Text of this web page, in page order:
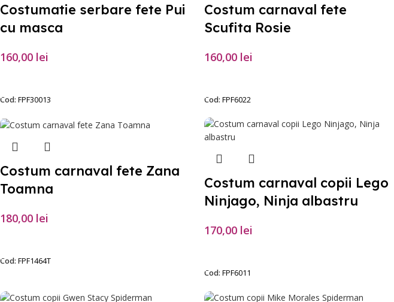
Costumatie serbare fete Pui
cu masca
160,00 lei
Cod: FPF30013
Costum carnaval fete
Scufita Rosie
160,00 lei
Cod: FPF6022
Costum carnaval fete Zana
Toamna
180,00 lei
Cod: FPF1464T
Costum carnaval copii Lego
Ninjago, Ninja albastru
170,00 lei
Cod: FPF6011